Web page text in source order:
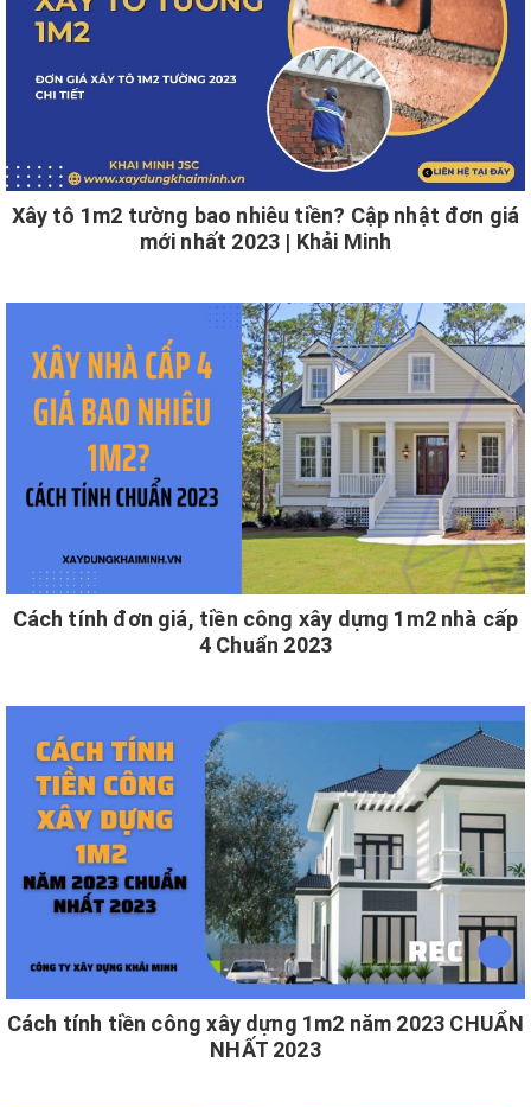
Xây tô 1m2 tường bao nhiêu tiền? Cập nhật đơn giá
mới nhất 2023 | Khải Minh
Cách tính đơn giá, tiền công xây dựng 1m2 nhà cấp
4 Chuẩn 2023
Cách tính tiền công xây dựng 1m2 năm 2023 CHUẨN
NHẤT 2023